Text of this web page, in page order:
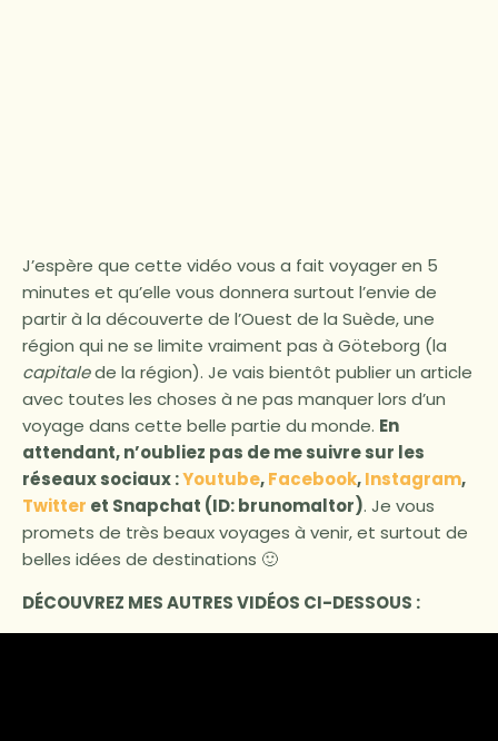
J’espère que cette vidéo vous a fait voyager en 5
minutes et qu’elle vous donnera surtout l’envie de
partir à la découverte de l’Ouest de la Suède, une
région qui ne se limite vraiment pas à Göteborg (la
capitalede la région). Je vais bientôt publier un article
avec toutes les choses à ne pas manquer lors d’un
voyage dans cette belle partie du monde. En
attendant, n’oubliez pas de me suivre sur les
réseaux sociaux :Youtube,Facebook,Instagram,
Twitter et Snapchat (ID: brunomaltor). Je vous
promets de très beaux voyages à venir, et surtout de
belles idées de destinations 🙂
DÉCOUVREZ MES AUTRES VIDÉOS CI-DESSOUS :